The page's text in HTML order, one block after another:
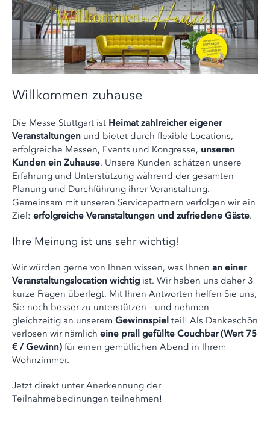
Willkommen zuhause
Die Messe Stuttgart ist Heimat zahlreicher eigener
Veranstaltungen und bietet durch flexible Locations,
erfolgreiche Messen, Events und Kongresse, unseren
Kunden ein Zuhause. Unsere Kunden schätzen unsere
Erfahrung und Unterstützung während der gesamten
Planung und Durchführung ihrer Veranstaltung.
Gemeinsam mit unseren Servicepartnern verfolgen wir ein
Ziel: erfolgreiche Veranstaltungen und zufriedene Gäste.
Ihre Meinung ist uns sehr wichtig!
Wir würden gerne von Ihnen wissen, was Ihnen an einer
Veranstaltungslocation wichtig ist. Wir haben uns daher 3
kurze Fragen überlegt. Mit Ihren Antworten helfen Sie uns,
Sie noch besser zu unterstützen – und nehmen
gleichzeitig an unserem Gewinnspiel teil! Als Dankeschön
verlosen wir nämlich eine prall gefüllte Couchbar (Wert 75
€ / Gewinn) für einen gemütlichen Abend in Ihrem
Wohnzimmer.
Jetzt direkt unter Anerkennung der
Teilnahmebedinungen teilnehmen!